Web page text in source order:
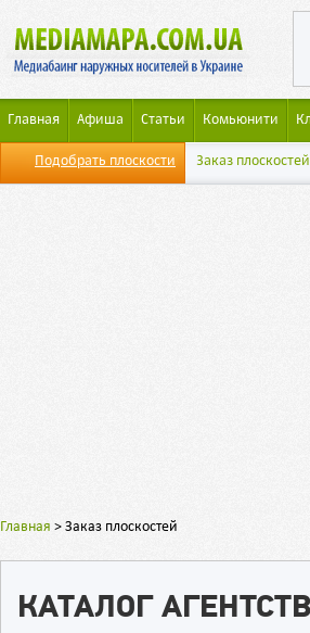
Главная Афиша Статьи Комьюнити
Подобрать плоскости Заказ плоскостей
Главная > Заказ плоскостей
КАТАЛОГ